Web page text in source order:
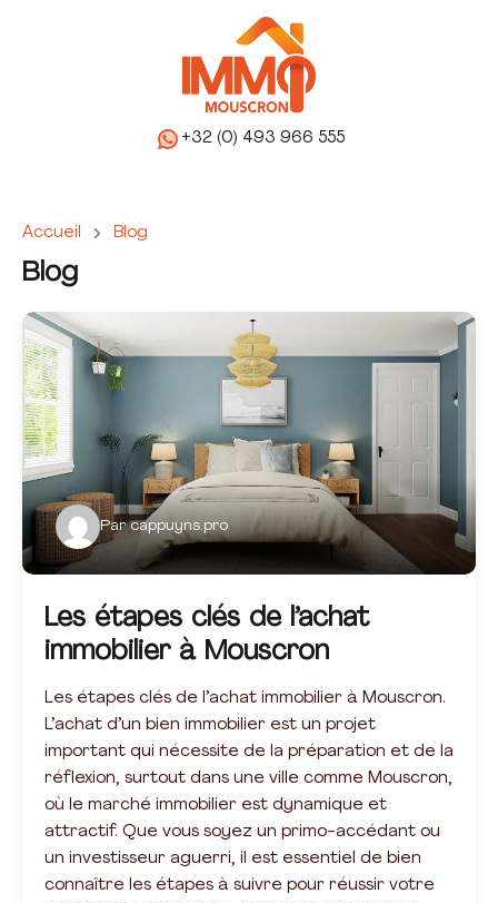
+32 (0) 493 966 555
Accueil Blog
Blog
Par cappuyns.pro
Les étapes clés de l’achat
immobilier à Mouscron
Les étapes clés de l’achat immobilier à Mouscron.
L’achat d’un bien immobilier est un projet
important qui nécessite de la préparation et de la
réflexion, surtout dans une ville comme Mouscron,
où le marché immobilier est dynamique et
attractif. Que vous soyez un primo-accédant ou
un investisseur aguerri, il est essentiel de bien
connaître les étapes à suivre pour réussir votre